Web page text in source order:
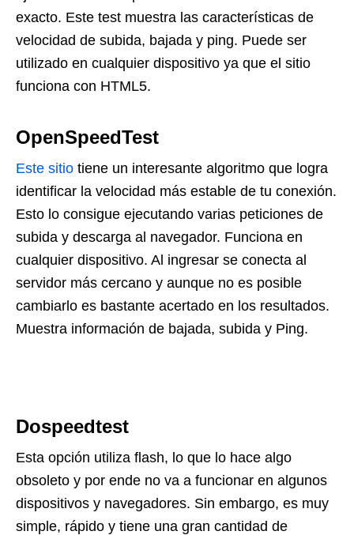
exacto. Este test muestra las características de
velocidad de subida, bajada y ping. Puede ser
utilizado en cualquier dispositivo ya que el sitio
funciona con HTML5.
OpenSpeedTest
Este sitio tiene un interesante algoritmo que logra
identificar la velocidad más estable de tu conexión.
Esto lo consigue ejecutando varias peticiones de
subida y descarga al navegador. Funciona en
cualquier dispositivo. Al ingresar se conecta al
servidor más cercano y aunque no es posible
cambiarlo es bastante acertado en los resultados.
Muestra información de bajada, subida y Ping.
Dospeedtest
Esta opción utiliza flash, lo que lo hace algo
obsoleto y por ende no va a funcionar en algunos
dispositivos y navegadores. Sin embargo, es muy
simple, rápido y tiene una gran cantidad de